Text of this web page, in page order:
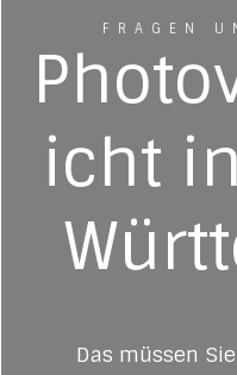
FRAGEN
icht
Das müssen